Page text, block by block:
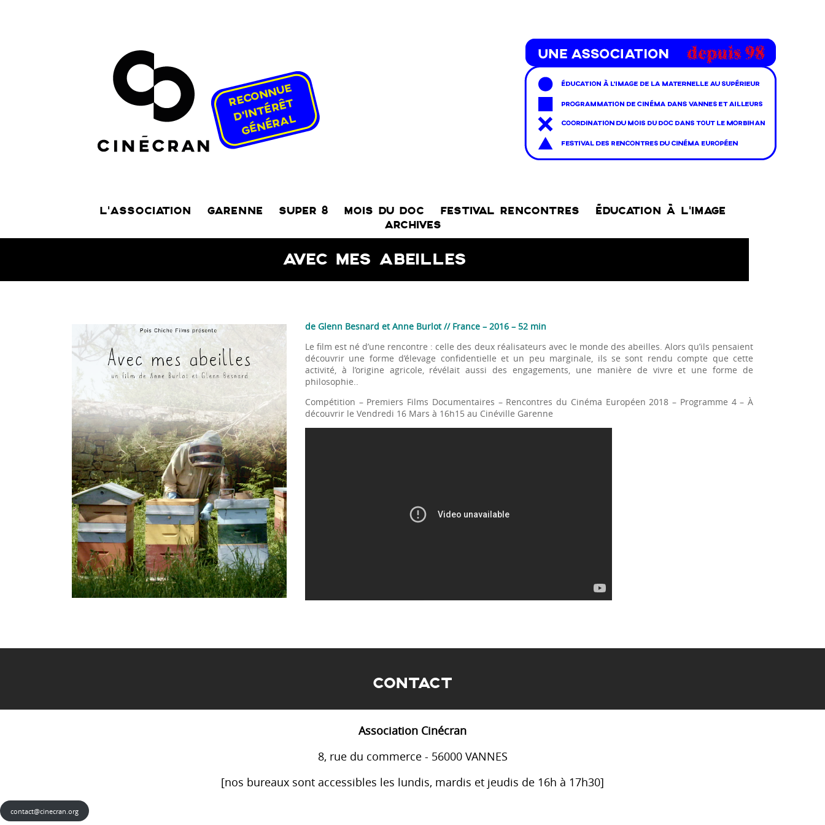
L’ASSOCIATION GARENNE SUPER 8 MOIS DU DOC FESTIVAL RENCONTRES
ÉDUCATION À L’IMAGE
ARCHIVES
AVEC MES ABEILLES
de Glenn Besnard et Anne Burlot // France – 2016 – 52 min
Le film est né d’une rencontre : celle des deux réalisateurs avec le monde des abeilles. Alors qu’ils pensaient
découvrir une forme d’élevage confidentielle et un peu marginale, ils se sont rendu compte que cette
activité, à l’origine agricole, révélait aussi des engagements, une manière de vivre et une forme de
philosophie..
Compétition – Premiers Films Documentaires – Rencontres du Cinéma Européen 2018 – Programme 4 – À
découvrir le Vendredi 16 Mars à 16h15 au Cinéville Garenne
CONTACT
Association Cinécran
8, rue du commerce - 56000 VANNES
[nos bureaux sont accessibles les lundis, mardis et jeudis de 16h à 17h30]
contact@cinecran.org